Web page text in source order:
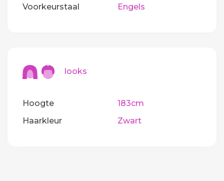
Voorkeurstaal
Engels
looks
Hoogte
183cm
Haarkleur
Zwart